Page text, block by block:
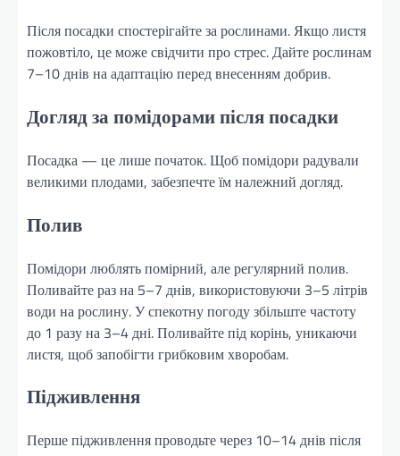
Після посадки спостерігайте за рослинами. Якщо листя
пожовтіло, це може свідчити про стрес. Дайте рослинам
7–10 днів на адаптацію перед внесенням добрив.
Догляд за помідорами після посадки
Посадка — це лише початок. Щоб помідори радували
великими плодами, забезпечте їм належний догляд.
Полив
Помідори люблять помірний, але регулярний полив.
Поливайте раз на 5–7 днів, використовуючи 3–5 літрів
води на рослину. У спекотну погоду збільште частоту
до 1 разу на 3–4 дні. Поливайте під корінь, уникаючи
листя, щоб запобігти грибковим хворобам.
Підживлення
Перше підживлення проводьте через 10–14 днів після